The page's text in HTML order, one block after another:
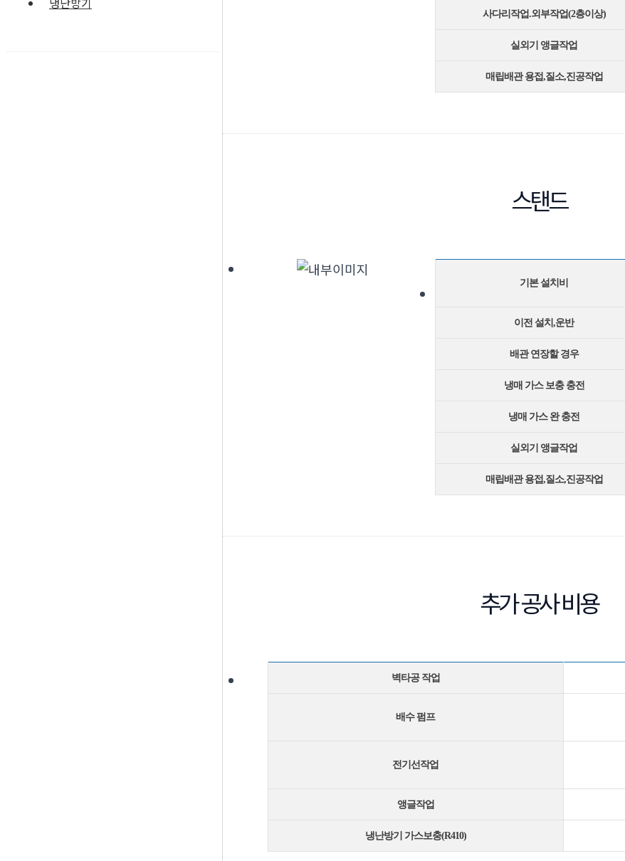
사다리작업.외부작업(2층이상)
실외기 앵글작업
매립배관 용접,질소,진공작업
스탠드
기본 설치비
이전 설치,운반
배관 연장할 경우
냉매 가스 보충 충전
냉매 가스 완 충전
실외기 앵글작업
매립배관 용접,질소,진공작업
추가 공사 비용
벽타공 작업
배수 펌프
전기선작업
앵글작업
냉난방기 가스보충(R410)